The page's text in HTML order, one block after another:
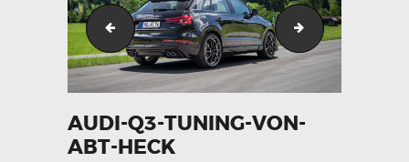
CONTACT
audi-q3-tuning-von-abt-seite
AUDI-Q3-TUNING-VON-
ABT-HECK